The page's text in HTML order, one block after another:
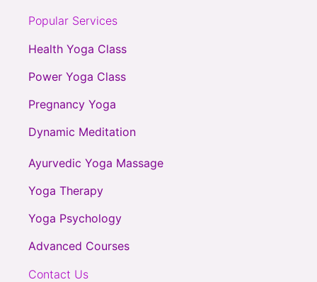
Popular Services
Health Yoga Class
Power Yoga Class
Pregnancy Yoga
Dynamic Meditation
Ayurvedic Yoga Massage
Yoga Therapy
Yoga Psychology
Advanced Courses
Contact Us